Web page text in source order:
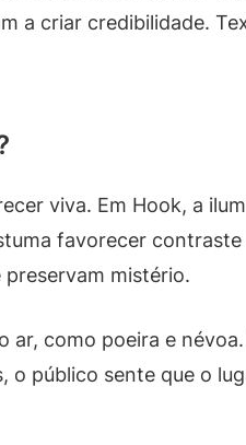
a criar credibilidade.
viva. Em Hook, a
favorecer
preservam mistério.
como poeira e
público sente que o